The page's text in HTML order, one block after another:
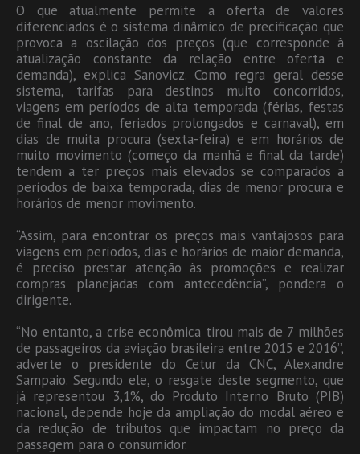
O que atualmente permite a oferta de valores
diferenciados é o sistema dinâmico de precificação que
provoca a oscilação dos preços (que corresponde à
atualização constante da relação entre oferta e
demanda), explica Sanovicz. Como regra geral desse
sistema, tarifas para destinos muito concorridos,
viagens em períodos de alta temporada (férias, festas
de final de ano, feriados prolongados e carnaval), em
dias de muita procura (sexta-feira) e em horários de
muito movimento (começo da manhã e final da tarde)
tendem a ter preços mais elevados se comparados a
períodos de baixa temporada, dias de menor procura e
horários de menor movimento.
“Assim, para encontrar os preços mais vantajosos para
viagens em períodos, dias e horários de maior demanda,
é preciso prestar atenção às promoções e realizar
compras planejadas com antecedência”, pondera o
dirigente.
“No entanto, a crise econômica tirou mais de 7 milhões
de passageiros da aviação brasileira entre 2015 e 2016”,
adverte o presidente do Cetur da CNC, Alexandre
Sampaio. Segundo ele, o resgate deste segmento, que
já representou 3,1%, do Produto Interno Bruto (PIB)
nacional, depende hoje da ampliação do modal aéreo e
da redução de tributos que impactam no preço da
passagem para o consumidor.